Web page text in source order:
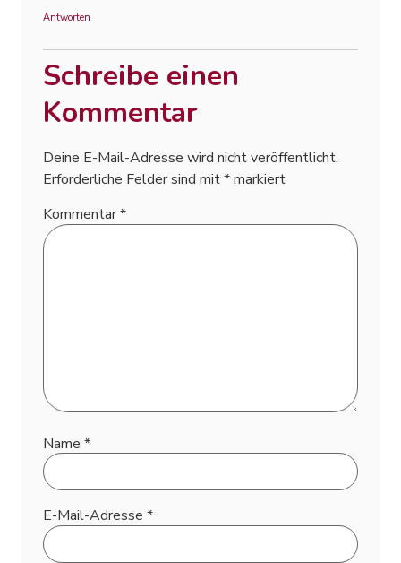
Antworten
Schreibe einen
Kommentar
Deine E-Mail-Adresse wird nicht veröffentlicht.
Erforderliche Felder sind mit*markiert
Kommentar*
Name *
E-Mail-Adresse *